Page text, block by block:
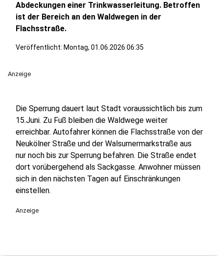
Abdeckungen einer Trinkwasserleitung. Betroffen
ist der Bereich an den Waldwegen in der
Flachsstraße.
Veröffentlicht: Montag, 01.06.2026 06:35
Anzeige
Die Sperrung dauert laut Stadt voraussichtlich bis zum
15.Juni. Zu Fuß bleiben die Waldwege weiter
erreichbar. Autofahrer können die Flachsstraße von der
Neukölner Straße und der Walsumermarkstraße aus
nur noch bis zur Sperrung befahren. Die Straße endet
dort vorübergehend als Sackgasse. Anwohner müssen
sich in den nächsten Tagen auf Einschränkungen
einstellen.
Anzeige